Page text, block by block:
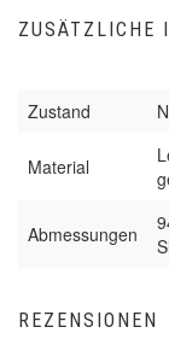
ZUSÄTZLICHE
Zustand
Material
Abmessungen
REZENSIONEN